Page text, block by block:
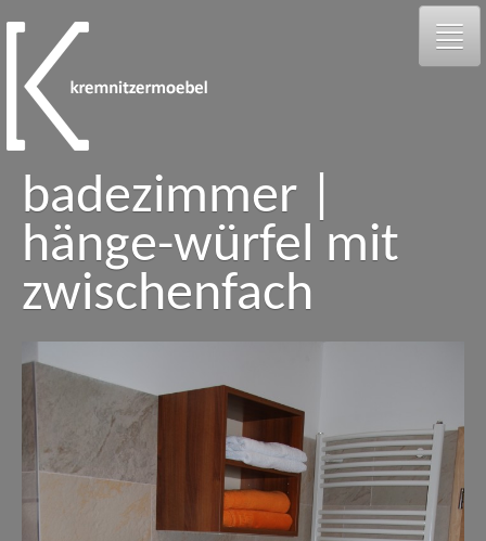
galerie
person
facebook
badezimmer |
hänge-würfel mit
zwischenfach